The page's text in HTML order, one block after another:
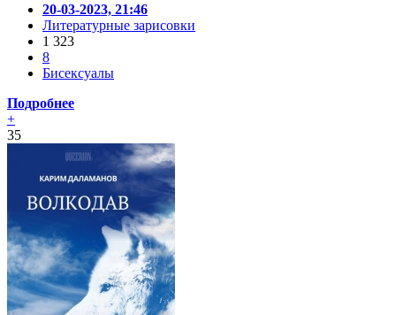
20-03-2023, 21:46
Литературные зарисовки
1 323
8
Бисексуалы
Подробнее
+
35